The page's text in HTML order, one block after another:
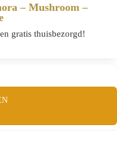
– Mushroom –
gratis thuisbezorgd!